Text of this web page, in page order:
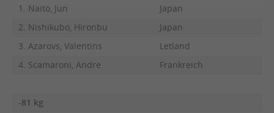
1. Naito, Jun
Japan
2. Nishikubo, Hironbu
Japan
3. Azarovs, Valentins
Letland
4. Scamaroni, Andre
Frankreich
-81 kg